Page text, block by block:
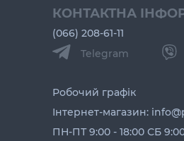
КОНТАКТНА
(066) 208-61-11
Telegram
Робочий графік
Інтернет-магазин:
ПН-ПТ 9:00 - 18:00 СБ